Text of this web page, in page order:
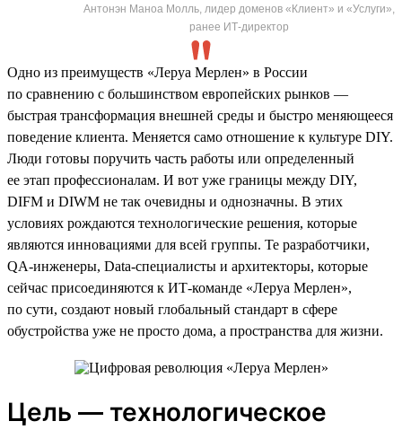
Антонэн Маноа Молль, лидер доменов «Клиент» и «Услуги»,
ранее ИТ-директор
Одно из преимуществ «Леруа Мерлен» в России
по сравнению с большинством европейских рынков —
быстрая трансформация внешней среды и быстро меняющееся
поведение клиента. Меняется само отношение к культуре DIY.
Люди готовы поручить часть работы или определенный
ее этап профессионалам. И вот уже границы между DIY,
DIFM и DIWM не так очевидны и однозначны. В этих
условиях рождаются технологические решения, которые
являются инновациями для всей группы. Те разработчики,
QA-инженеры, Data-специалисты и архитекторы, которые
сейчас присоединяются к ИТ-команде «Леруа Мерлен»,
по сути, создают новый глобальный стандарт в сфере
обустройства уже не просто дома, а пространства для жизни.
Цель — технологическое